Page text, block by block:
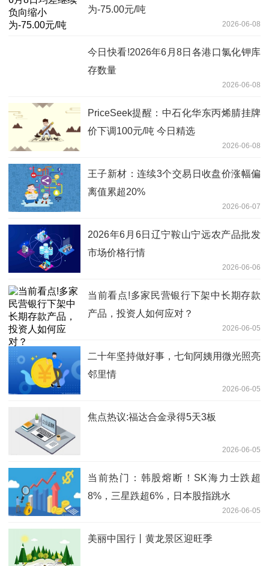
为-75.00元/吨
2026-06-08
今日快看!2026年6月8日各港口氯化钾库
存数量
2026-06-08
PriceSeek提醒：中石化华东丙烯腈挂牌
价下调100元/吨 今日精选
2026-06-08
王子新材：连续3个交易日收盘价涨幅偏
离值累超20%
2026-06-07
2026年6月6日辽宁鞍山宁远农产品批发
市场价格行情
2026-06-06
当前看点!多家民营银行下架中长期存款
产品，投资人如何应对？
2026-06-05
二十年坚持做好事，七旬阿姨用微光照亮
邻里情
2026-06-05
焦点热议:福达合金录得5天3板
2026-06-05
当前热门：韩股熔断！SK海力士跌超
8%，三星跌超6%，日本股指跳水
2026-06-05
美丽中国行丨黄龙景区迎旺季